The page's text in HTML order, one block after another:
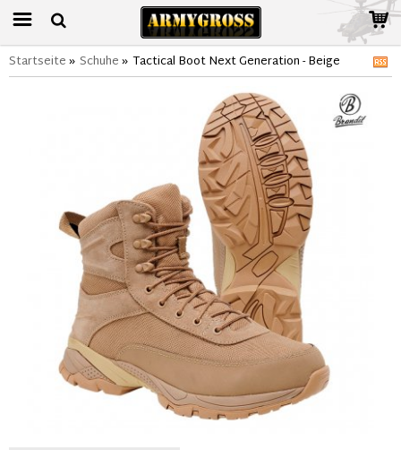
Startseite» Schuhe» Tactical Boot Next Generation - Beige